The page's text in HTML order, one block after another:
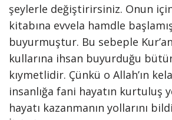
şeylerle değiştirirsiniz. Onun
kitabına evvela hamdle
buyurmuştur. Bu sebeple
kullarına ihsan buyurduğu
kıymetlidir. Çünkü o Allah’ın
insanlığa fani hayatın kurtuluş
hayatı kazanmanın yollarını